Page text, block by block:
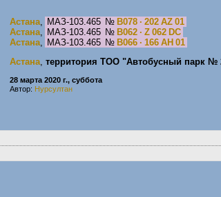
Астана, МАЗ-103.465 № B078 · 202 AZ 01
Астана, МАЗ-103.465 № B062 · Z 062 DC
Астана, МАЗ-103.465 № B066 · 166 AH 01
Астана, территория ТОО "Автобусный парк №
28 марта 2020 г., суббота
Автор: Нурсултан